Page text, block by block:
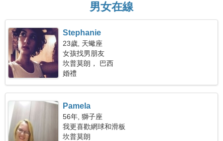
男女在線
Stephanie
23歲, 天蠍座
女孩找男朋友
坎普莫朗， 巴西
婚禮
Pamela
56年, 獅子座
我更喜歡網球和滑板
坎普莫朗